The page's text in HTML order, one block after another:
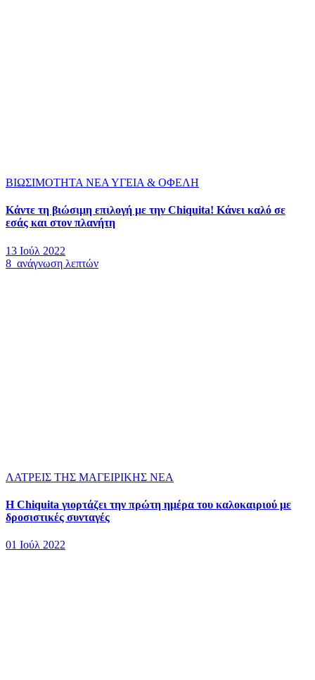
ΒΙΩΣΙΜΟΤΗΤΑ ΝΕΑ ΥΓΕΙΑ & ΟΦΕΛΗ
Κάντε τη βιώσιμη επιλογή με την Chiquita! Κάνει καλό σε
εσάς και στον πλανήτη
13 Ιούλ 2022
8 ανάγνωση λεπτών
ΛΑΤΡΕΙΣ ΤΗΣ ΜΑΓΕΙΡΙΚΗΣ ΝΕΑ
Η Chiquita γιορτάζει την πρώτη ημέρα του καλοκαιριού με
δροσιστικές συνταγές
01 Ιούλ 2022